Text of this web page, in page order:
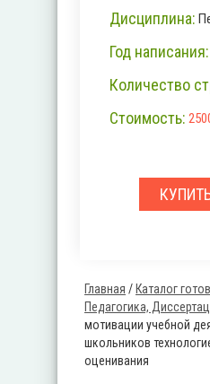
Вы здесь
Главная / Каталог
Педагогика,
мотивации учебной
школьников
оценивания
Дисциплина:
Год написания:
Количество
Стоимость: